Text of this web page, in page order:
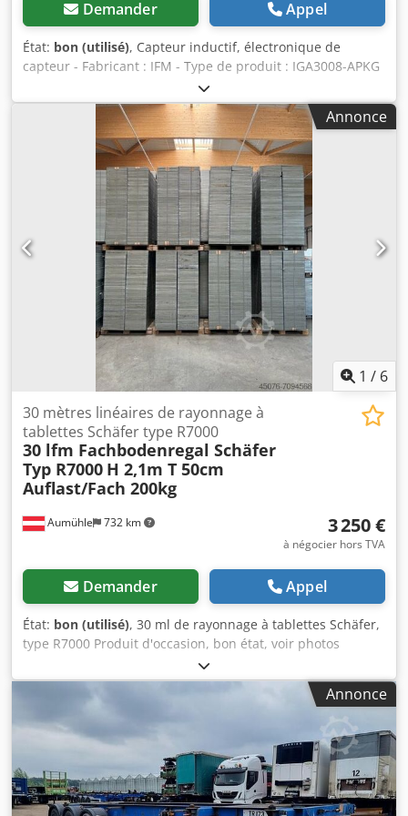
Demander Appel
État: bon (utilisé), Capteur inductif, électronique de
capteur - Fabricant : IFM - Type de produit : IGA3008-APKG
Dedjb A E Uvepfx Akpekr - Quantité : 3 exemplaires
disponibles - Prix : par pièce - Poids : 0,2 kg
Annonce
1 / 6
Aumühle 732 km
30 mètres linéaires de rayonnage à
tablettes Schäfer type R7000
30 lfm Fachbodenregal Schäfer
Typ R7000 H 2,1m T 50cm
Auflast/Fach 200kg
3 250 €
à négocier hors TVA
Demander Appel
État: bon (utilisé), 30 ml de rayonnage à tablettes Schäfer,
type R7000 Produit d'occasion, bon état, voir photos
Hauteur : 2,1 m Profondeur : 50 cm Charge par tablette :
200 kg Largeur de portée : environ 99,8 cm Prix
négociable : 3 250,00 € net, départ magasin L’offre
comprend : + 31 unités de montants ou de cadres, 2,1 m,
galvanisés + 120 unités de tablettes, 200 kg de charge par
tablette, galvanisées 4 niveaux par portée (plusieurs
niveaux sont possibles moyennant un supplément)
Différentes hauteurs disponibles, jusqu’à 12 m. Produit en
Annonce